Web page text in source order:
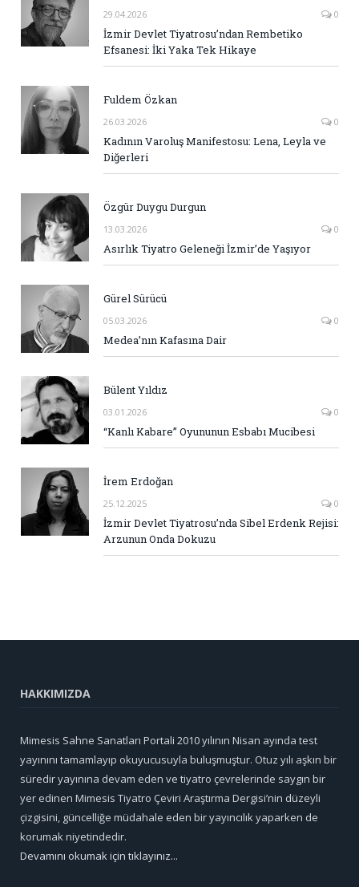
29.04.2026 0
İzmir Devlet Tiyatrosu’ndan Rembetiko
Efsanesi: İki Yaka Tek Hikaye
Fuldem Özkan
26.03.2026 0
Kadının Varoluş Manifestosu: Lena, Leyla ve
Diğerleri
Özgür Duygu Durgun
13.03.2026 0
Asırlık Tiyatro Geleneği İzmir’de Yaşıyor
Gürel Sürücü
05.03.2026 0
Medea’nın Kafasına Dair
Bülent Yıldız
03.01.2026 0
“Kanlı Kabare” Oyununun Esbabı Mucibesi
İrem Erdoğan
25.12.2025 0
İzmir Devlet Tiyatrosu’nda Sibel Erdenk Rejisi:
Arzunun Onda Dokuzu
HAKKIMIZDA
Mimesis Sahne Sanatları Portali 2010 yılının Nisan ayında test
yayınını tamamlayıp okuyucusuyla buluşmuştur. Otuz yılı aşkın bir
süredir yayınına devam eden ve tiyatro çevrelerinde saygın bir
yer edinen Mimesis Tiyatro Çeviri Araştırma Dergisi’nin düzeyli
çizgisini, güncelliğe müdahale eden bir yayıncılık yaparken de
korumak niyetindedir.
Devamını okumak için tıklayınız...